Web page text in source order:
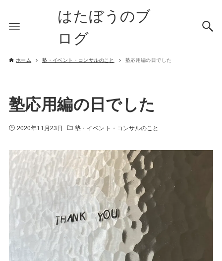
はたぼうのブ
ログ
ホーム 塾・イベント・コンサルのこと 塾応用編の日でした
塾応用編の日でした
2020年11月23日 塾・イベント・コンサルのこと